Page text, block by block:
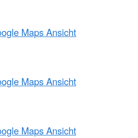
Maps Ansicht
Maps Ansicht
Maps Ansicht